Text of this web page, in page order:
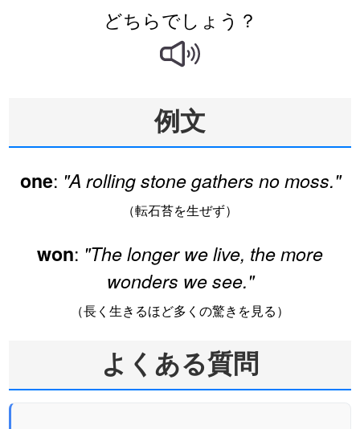
どちらでしょう？
例文
one: "A rolling stone gathers no moss."
（転石苔を生ぜず）
won: "The longer we live, the more
wonders we see."
（長く生きるほど多くの驚きを見る）
よくある質問